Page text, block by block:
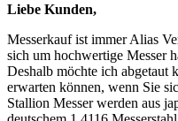
Liebe Kunden,
Messerkauf ist immer Alias
sich um hochwertige Messer
Deshalb möchte ich abgetaut
erwarten können, wenn Sie
Stallion Messer werden aus